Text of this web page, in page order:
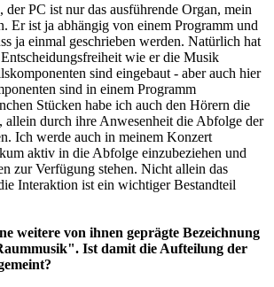
PC ist nur das ausführende Organ, mein
Er ist ja abhängig von einem Programm und
ja einmal geschrieben werden. Natürlich hat
wie er die Musik
sind eingebaut - aber auch hier
sind in einem Programm
Stücken habe ich auch den Hörern die
allein durch ihre Anwesenheit die Abfolge der
Ich werde auch in meinem Konzert
aktiv in die Abfolge einzubeziehen und
zur Verfügung stehen. Nicht allein das
Interaktion ist ein wichtiger Bestandteil
weitere von ihnen geprägte Bezeichnung
Ist damit die Aufteilung der